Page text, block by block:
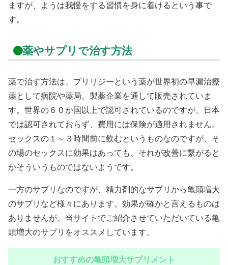
ますが、ようは我慢をする習慣を身に着けるという事で
す。
薬やサプリで治す方法
薬で治す方法は、プリリジーという薬が世界初の早漏治療
薬として病院や薬局、製薬企業を通して販売されていま
す。世界の６０か国以上で認可されているのですが、日本
では認可されておらず、費用には保険が適用されません。
セックスの１～３時間前に飲むというものなのですが、そ
の場のセックスに効果はあっても、それが改善に繋がると
かそういうものではないようです。
一方のサプリなのですが、精力剤的なサプリから亀頭増大
のサプリなど様々にあります。効果が確かと言えるものは
ありませんが、当サイトでご紹介させていただいている亀
頭増大のサプリをオススメしています。
おすすめの亀頭増大サプリメント